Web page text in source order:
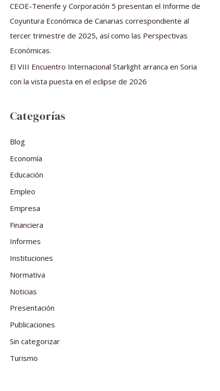
CEOE-Tenerife y Corporación 5 presentan el Informe de
Coyuntura Económica de Canarias correspondiente al
tercer trimestre de 2025, así como las Perspectivas
Económicas.
El VIII Encuentro Internacional Starlight arranca en Soria
con la vista puesta en el eclipse de 2026
Categorías
Blog
Economía
Educación
Empleo
Empresa
Financiera
Informes
Instituciones
Normativa
Noticias
Presentación
Publicaciones
Sin categorizar
Turismo